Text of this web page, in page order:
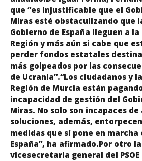
que “es injustificable que el
Miras esté obstaculizando que
Gobierno de España lleguen a
Región y más aún si cabe que
perder fondos estatales
más golpeados por las
de Ucrania”.“Los ciudadanos y
Región de Murcia están
incapacidad de gestión del
Miras. No solo son incapaces
soluciones, además,
medidas que sí pone en marcha
España”, ha afirmado.Por otro
vicesecretaria general del PSOE